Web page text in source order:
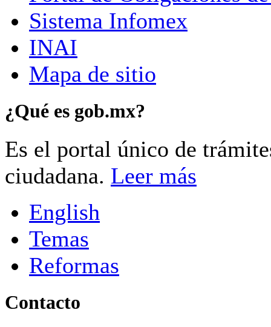
Sistema Infomex
INAI
Mapa de sitio
¿Qué es gob.mx?
Es el portal único de
ciudadana. Leer más
English
Temas
Reformas
Contacto